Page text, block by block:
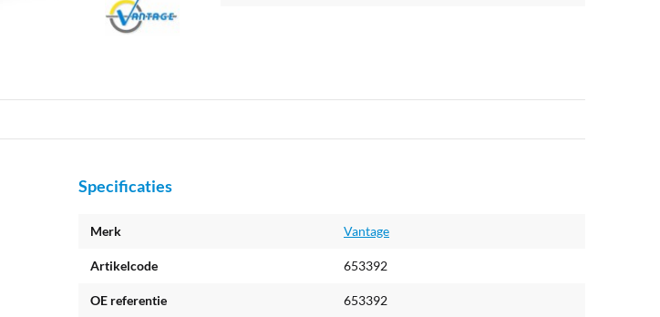
Brand
Specificaties
Merk Vantage
Artikelcode 653392
OE referentie 653392